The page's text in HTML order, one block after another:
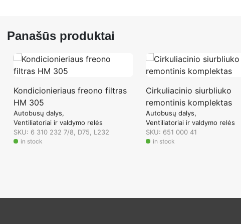
Panašūs produktai
Kondicionieriaus freono filtras
HM 305
Autobusų dalys
Ventiliatoriai ir valdymo relės
SKU: 6 310 232 7/8, D75, L232
in stock
Cirkuliacinio siurbliuko
remontinis komplektas
Autobusų dalys
Ventiliatoriai ir valdymo relės
SKU: 651 000 41
in stock